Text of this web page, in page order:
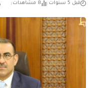
قبل 5 سنوات 8 مشاهدات